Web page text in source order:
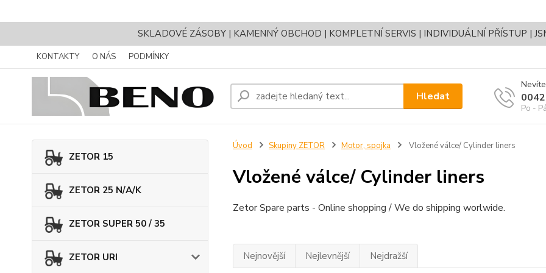
SKLADOVÉ ZÁSOBY | KAMENNÝ OBCHOD | KOMPLETNÍ SERVIS | INDIVIDUÁLNÍ PŘÍSTUP |
KONTAKTY O NÁS PODMÍNKY
Hledat
Po -
ZETOR 15
ZETOR 25 N/A/K
ZETOR SUPER 50 / 35
ZETOR URI
Úvod Skupiny ZETOR Motor, spojka Vložené válce/ Cylinder liners
Vložené válce/ Cylinder liners
Zetor Spare parts - Online shopping / We do shipping worlwide.
Nejnovější Nejlevnější Nejdražší